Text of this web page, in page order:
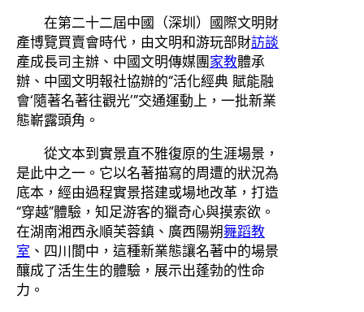
在第二十二屆中國（深圳）國際文明財
產博覽買賣會時代，由文明和游玩部財訪談
產成長司主辦、中國文明傳媒團家教體承
辦、中國文明報社協辦的“活化經典 賦能融
會‘隨著名著往觀光’”交通運動上，一批新業
態嶄露頭角。
從文本到實景直不雅復原的生涯場景，
是此中之一。它以名著描寫的周遭的狀況為
底本，經由過程實景搭建或場地改革，打造
“穿越”體驗，知足游客的獵奇心與摸索欲。
在湖南湘西永順芙蓉鎮、廣西陽朔舞蹈教
室 、四川閬中，這種新業態讓名著中的場景
釀成了活生生的體驗，展示出蓬勃的性命
力。